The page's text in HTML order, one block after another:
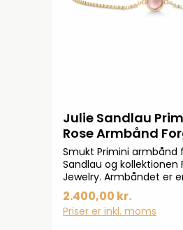
Julie Sandlau
Rose Armbånd
BR258GDDSROCR
Smukt Primini armbånd
Sandlau og kollektionen
Jewelry. Armbåndet er
Primini-kollektionen og
forgyldt925 sterlingsølv.
er sat med en en enkel
2.400,00 kr.
Priser er inkl. moms